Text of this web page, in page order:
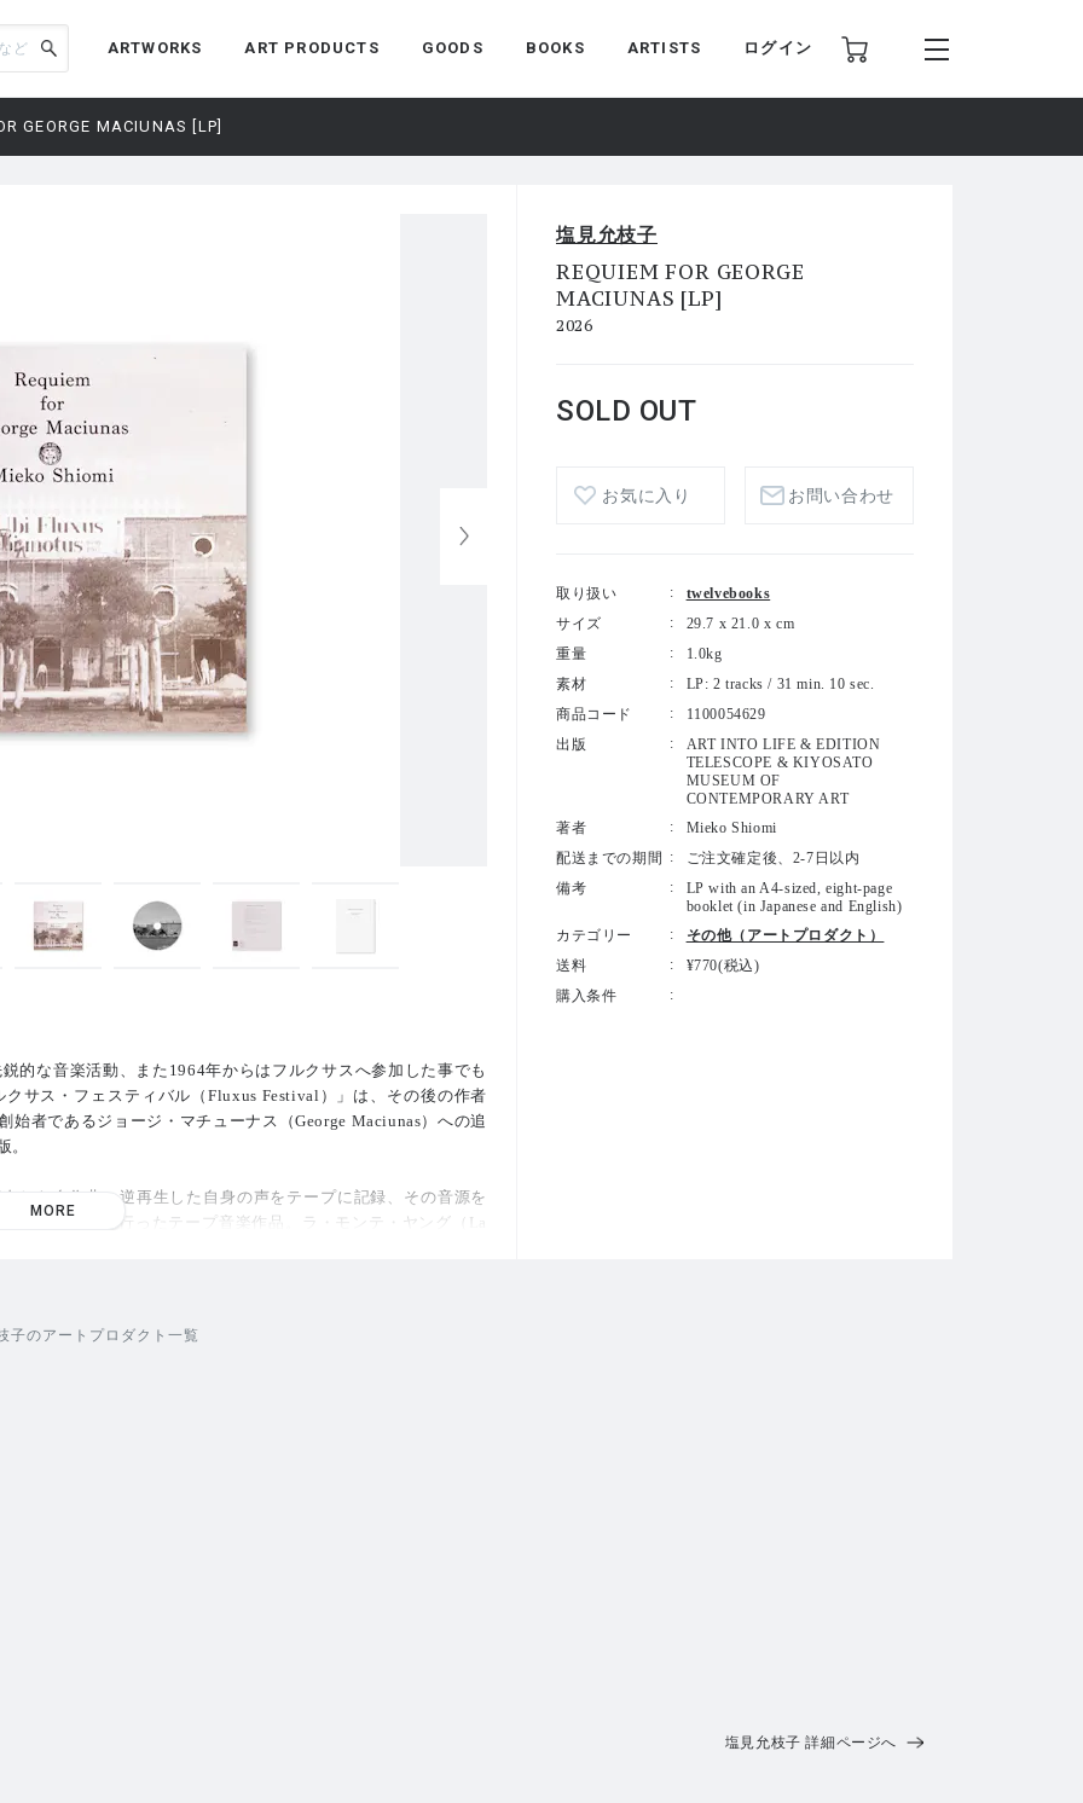
ARTWORKS ART PRODUCTS GOODS BOOKS ARTISTS ログイン
GEORGE MACIUNAS [LP]
的な音楽活動、また1964年からはフルクサスへ参加した事でも
サス・フェスティバル（Fluxus Festival）」は、その後の作者
者であるジョージ・マチューナス（George Maciunas）への追
。
した自作曲、逆再生した自身の声をテープに記録、その音源を
合成／編集を行ったテープ音楽作品。ラ・モンテ・ヤング（La
）が担当。
アーカイブブック 出版プロジェクトの第2巻「KIYOSATO MUS
AND ITS SURROUNDINGS」に掲載された作品であり、今回
」協力）「サウンドアーカイヴ II」としてもクレジットされ
MORE
塩見允枝子
REQUIEM FOR GEORGE
MACIUNAS [LP]
2026
SOLD OUT
お気に入り お問い合わせ
取り扱い
twelvebooks
サイズ
29.7 x 21.0 x cm
重量
1.0kg
素材
LP: 2 tracks / 31 min. 10 sec.
商品コード
1100054629
出版
ART INTO LIFE & EDITION
TELESCOPE & KIYOSATO
MUSEUM OF
CONTEMPORARY ART
著者
Mieko Shiomi
配送までの期間
ご注文確定後、2-7日以内
備考
LP with an A4-sized, eight-page
booklet (in Japanese and English)
カテゴリー
その他（アートプロダクト）
送料
¥770(税込)
購入条件
子のアートプロダクト一覧
塩見允枝子 詳細ページへ